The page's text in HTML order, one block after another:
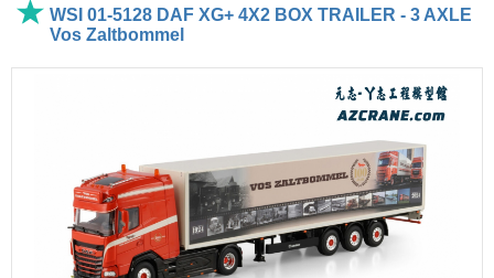
WSI 01-5128 DAF XG+ 4X2 BOX TRAILER - 3 AXLE
Vos Zaltbommel